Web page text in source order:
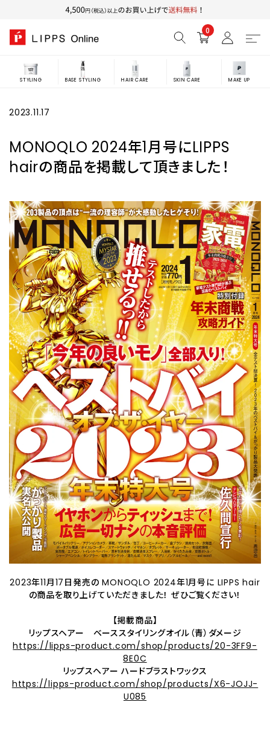
0
STYLING BASE STYLING HAIR CARE SKIN CARE MAKE UP
2023.11.17
MONOQLO 2024年1月号にLIPPS
hairの商品を掲載して頂きました！
2023年11月17日発売の MONOQLO 2024年1月号に LIPPS hair
の商品を取り上げていただきました！ ぜひご覧ください！
【掲載商品】
リップスヘアー ベーススタイリングオイル（青）ダメージ
https://lipps-product.com/shop/products/20-3FF9-
8E0C
リップスヘアー ハードブラストワックス
https://lipps-product.com/shop/products/X6-JOJJ-
U085